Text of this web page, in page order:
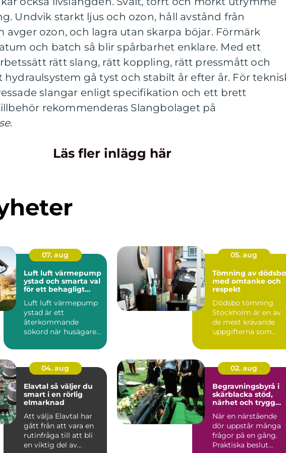
Undvik starkt ljus och ozon, håll avstånd från
avger ozon, och lagra utan skarpa böjar. Förmärk
och batch så blir spårbarhet enklare. Med ett
rätt slang, rätt koppling, rätt pressmått och
hydraulsystem gå tyst och stabilt år efter år. För
slangar enligt specifikation och ett brett
rekommenderas Slangbolaget på
.
Läs fler inlägg här
07. aug
Luft luft värmepump
ystad och smarta val
för ett behagligt
Luft luft värmepump
ystad är ett
återkommande
sökord när husägare i
ett enkelt...
05. aug
Tömning av dödsbo
med omtanke och
respekt
Dödsbo tömning
Stockholm är en av
de mest krävande
uppgifterna som
04. aug
Elavtal så väljer du
smart i en rörlig
elmarknad
Att välja Elavtal har
gått från att vara en
rutinfråga till att bli
en viktig del av
02. aug
Begravningsbyrå i
skärblacka stöd,
närhet och trygg
När en närstående
dör uppstår många
frågor på en gång.
Praktiska beslut